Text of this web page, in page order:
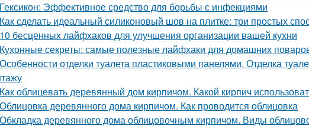
Гексикон: Эффективное средство для борьбы с инфекциями
Как сделать идеальный силиконовый шов на плитке: три простых
10 бесценных лайфхаков для улучшения организации вашей кухни
Кухонные секреты: самые полезные лайфхаки для домашних
Особенности отделки туалета пластиковыми панелями. Отделка
Как облицевать деревянный дом кирпичом. Какой кирпич
Облицовка деревянного дома кирпичом. Как проводится облицовка
Обкладка деревянного дома облицовочным кирпичом. Виды